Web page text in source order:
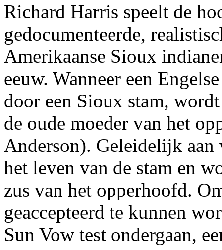
Richard Harris speelt de
gedocumenteerde,
Amerikaanse Sioux
eeuw. Wanneer een
door een Sioux stam,
de oude moeder van het
Anderson). Geleidelijk aan
het leven van de stam en
zus van het opperhoofd.
geaccepteerd te kunnen
Sun Vow test ondergaan,